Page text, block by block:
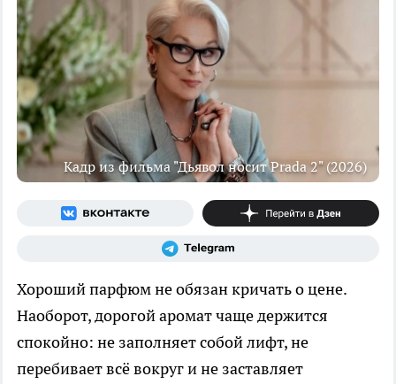
Кадр из фильма "Дьявол носит Prada 2" (2026)
Хороший парфюм не обязан кричать о цене.
Наоборот, дорогой аромат чаще держится
спокойно: не заполняет собой лифт, не
перебивает всё вокруг и не заставляет